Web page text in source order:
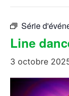
Série
Line
3 octobre